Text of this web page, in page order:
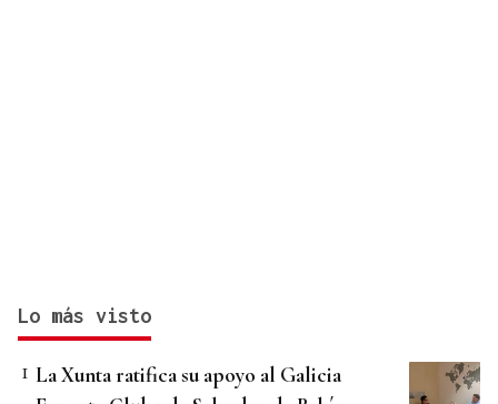
Lo más visto
La Xunta ratifica su apoyo al Galicia